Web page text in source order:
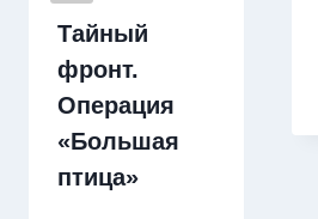
Тайный
фронт.
Операция
«Большая
птица»